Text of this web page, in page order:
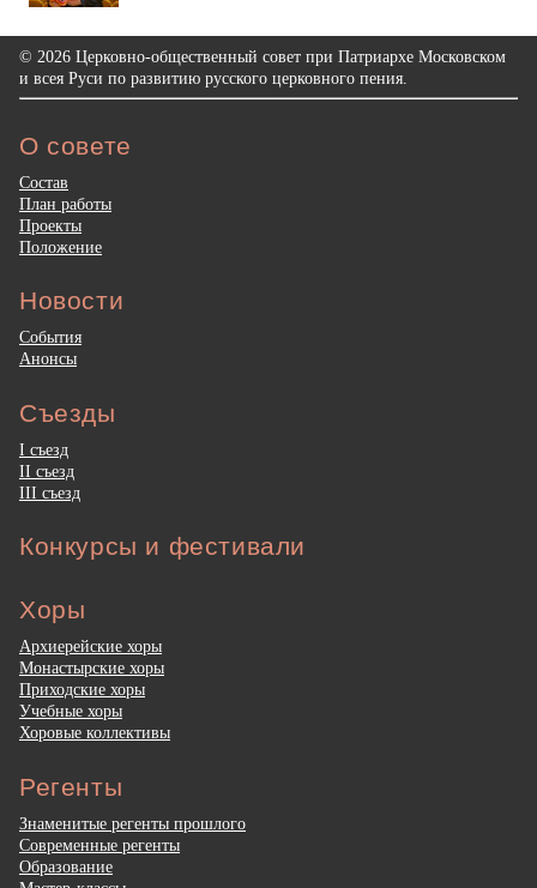
© 2026 Церковно-общественный совет при Патриархе Московском
и всея Руси по развитию русского церковного пения.
О совете
Состав
План работы
Проекты
Положение
Новости
События
Анонсы
Съезды
I съезд
II съезд
III съезд
Конкурсы и фестивали
Хоры
Архиерейские хоры
Монастырские хоры
Приходские хоры
Учебные хоры
Хоровые коллективы
Регенты
Знаменитые регенты прошлого
Современные регенты
Образование